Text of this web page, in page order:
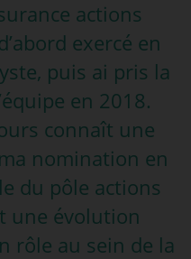
actions
exercé en
puis ai pris la
en 2018.
connaît une
nomination en
du pôle actions
une évolution
rôle au sein de la